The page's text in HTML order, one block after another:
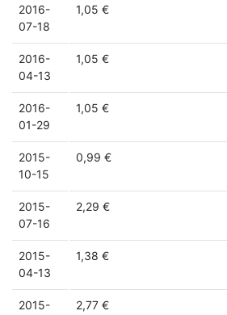
2016-
07-18
1,05 €
2016-
04-13
1,05 €
2016-
01-29
1,05 €
2015-
10-15
0,99 €
2015-
07-16
2,29 €
2015-
04-13
1,38 €
2015-
2,77 €